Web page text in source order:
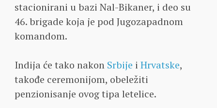
stacionirani u bazi Nal-Bikaner, i deo su
46. brigade koja je pod Jugozapadnom
komandom.
Indija će tako nakon Srbije i Hrvatske,
takođe ceremonijom, obeležiti
penzionisanje ovog tipa letelice.